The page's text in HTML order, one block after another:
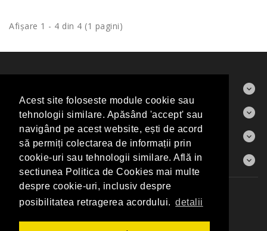
Acest site foloseste module cookie sau
tehnologii similare. Apăsând 'accept' sau
navigând pe acest website, ești de acord
să permiți colectarea de informații prin
cookie-uri sau tehnologii similare. Află in
sectiunea Politica de Cookies mai multe
despre cookie-uri, inclusiv despre
posibilitatea retragerea acordului. detalii
Afişare 1 - 4 din 4 (1 pagini)
CONTACT
INFORMAŢII
CONTUL MEU
Producători Harta Sitului
Elite Art Gallery Shop © 2026